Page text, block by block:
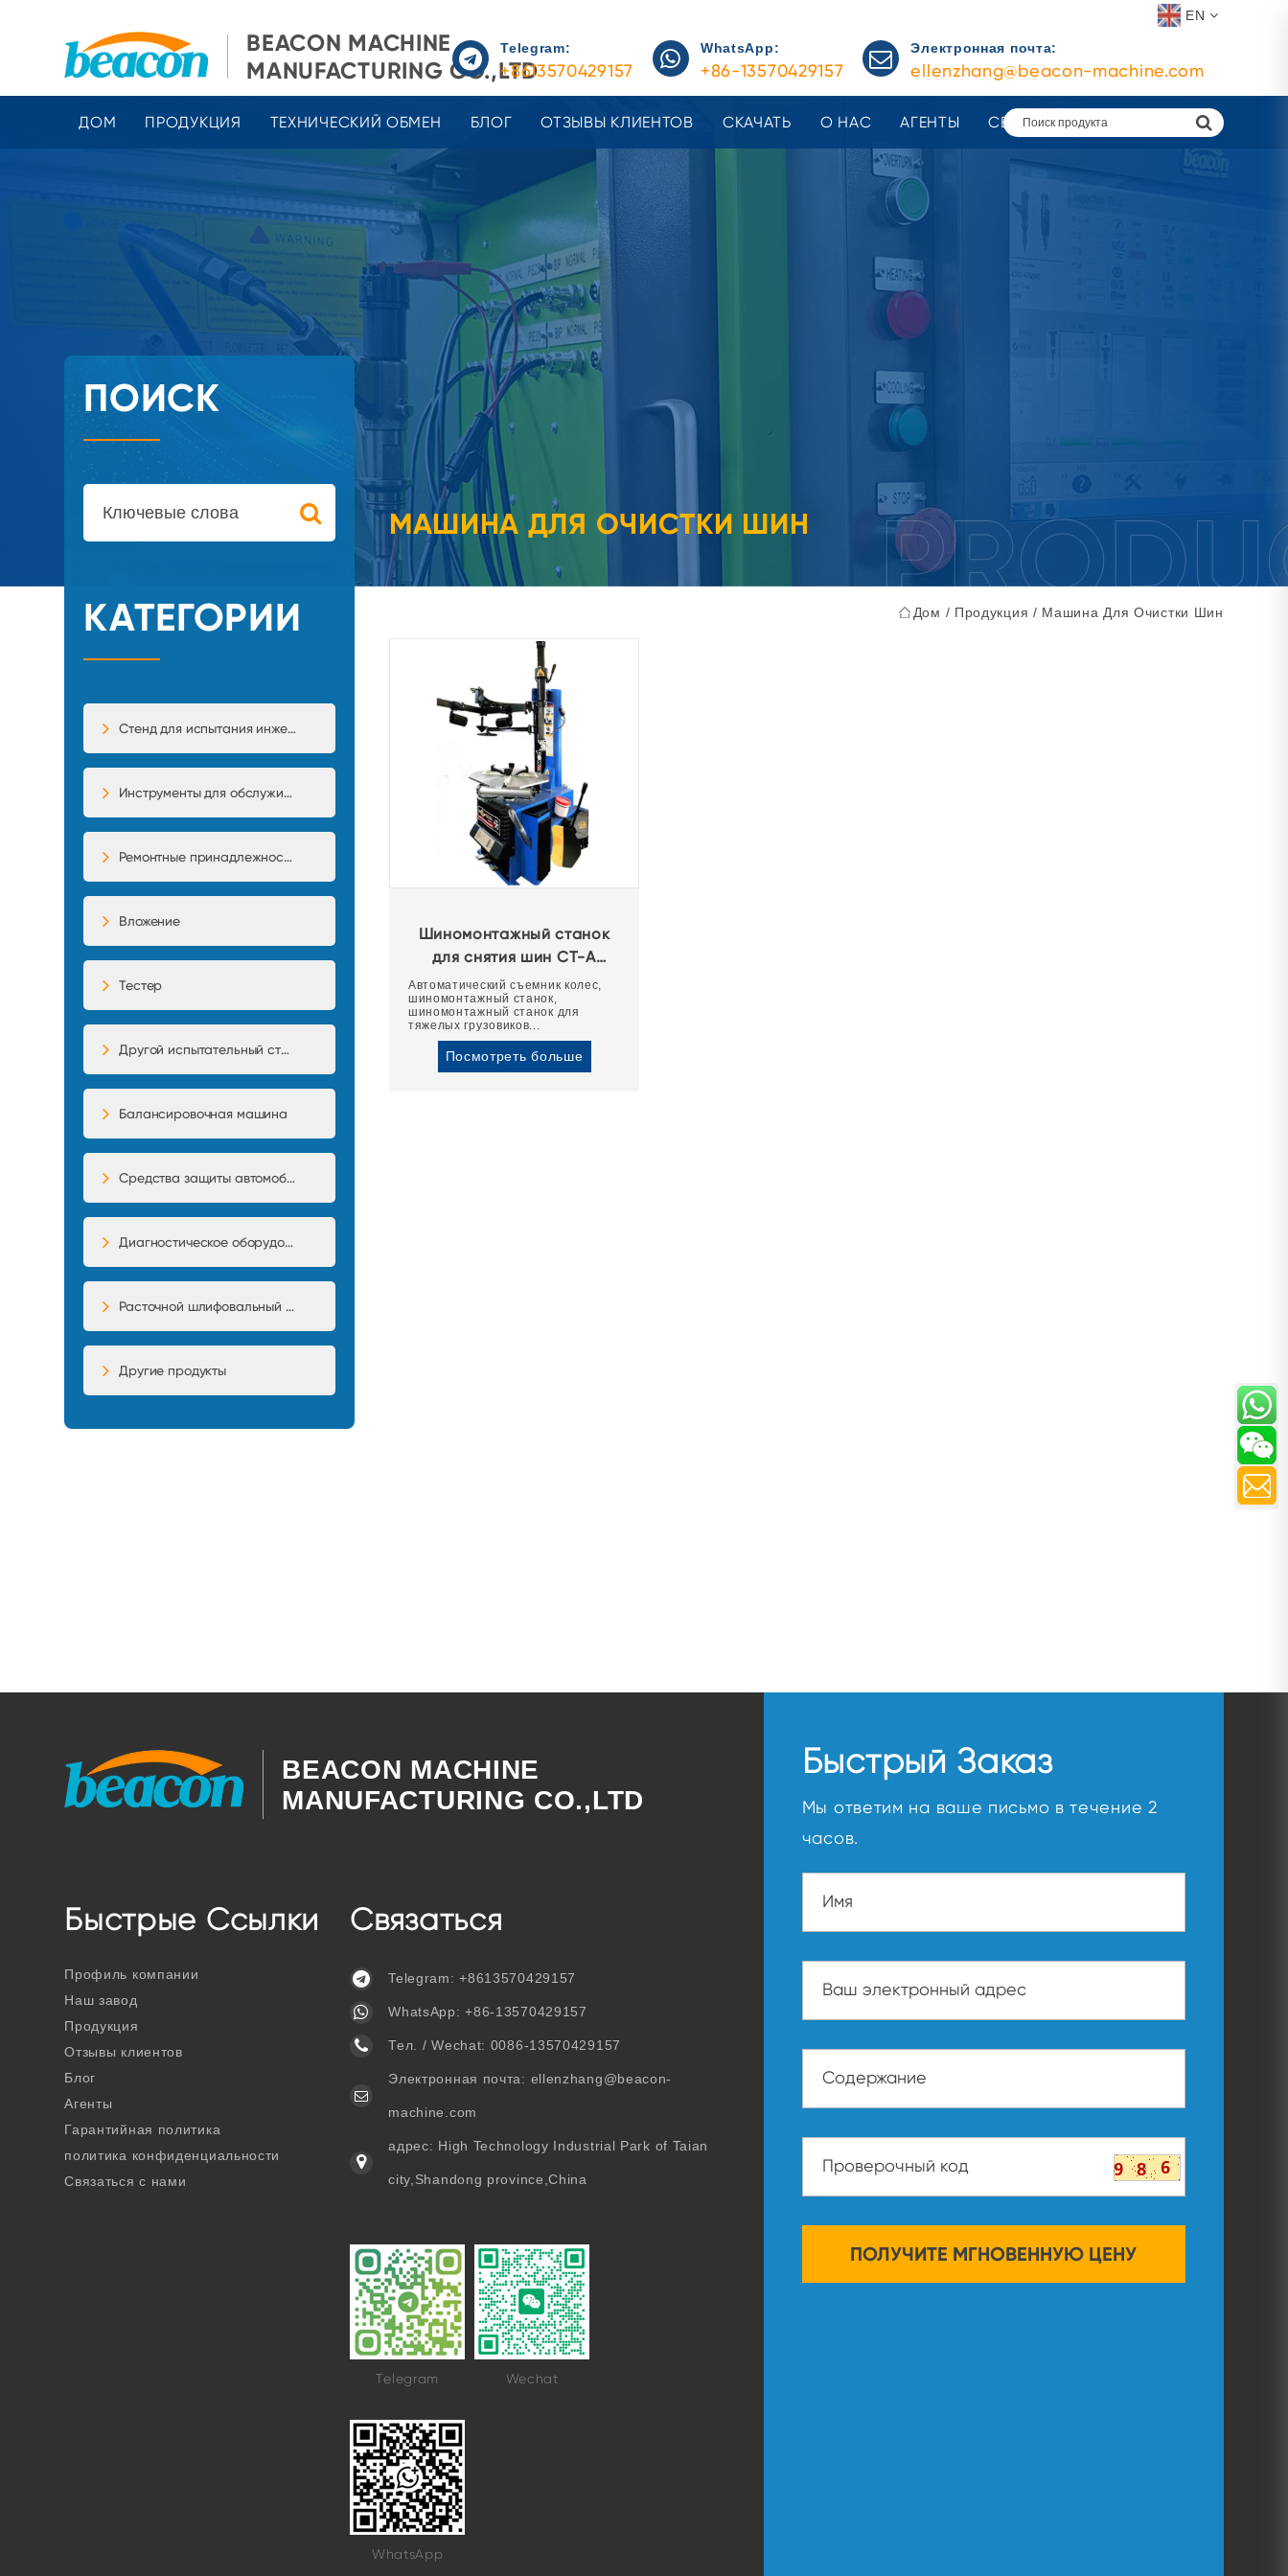
BEACON MACHINE
MANUFACTURING CO.,LTD
EN
Telegram:
+8613570429157
WhatsApp:
+86-13570429157
Электронная почта:
ellenzhang@beacon-machine.com
ДОМ ПРОДУКЦИЯ ТЕХНИЧЕСКИЙ ОБМЕН БЛОГ ОТЗЫВЫ КЛИЕНТОВ СКАЧАТЬ О НАС АГЕНТЫ СВЯЗАТЬСЯ С НАМИ
МАШИНА ДЛЯ ОЧИСТКИ ШИН
Дом / Продукция / Машина Для Очистки Шин
ПОИСК
КАТЕГОРИИ
Стенд для испытания инжекторного насоса
Инструменты для обслуживания
Ремонтные принадлежности
Вложение
Тестер
Другой испытательный стенд
Балансировочная машина
Средства защиты автомобиля
Диагностическое оборудование
Расточной шлифовальный станок
Другие продукты
Шиномонтажный станок
для снятия шин CT-A
Автоматическое
оборудование для замены
шин
Автоматический съемник колес,
шиномонтажный станок,
шиномонтажный станок для
тяжелых грузовиков...
Посмотреть больше
BEACON MACHINE
MANUFACTURING CO.,LTD
Быстрые Ссылки
Профиль компании
Наш завод
Продукция
Отзывы клиентов
Блог
Агенты
Гарантийная политика
политика конфиденциальности
Связаться с нами
Связаться
Telegram:+8613570429157
WhatsApp:+86-13570429157
Тел. / Wechat: 0086-13570429157
Электронная почта: ellenzhang@beacon-
machine.com
адрес: High Technology Industrial Park of Taian
city,Shandong province,China
Telegram Wechat
WhatsApp
Быстрый Заказ
Мы ответим на ваше письмо в течение 2
часов.